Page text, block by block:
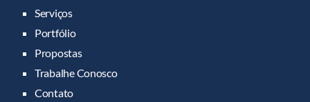
Serviços
Portfólio
Propostas
Trabalhe Conosco
Contato